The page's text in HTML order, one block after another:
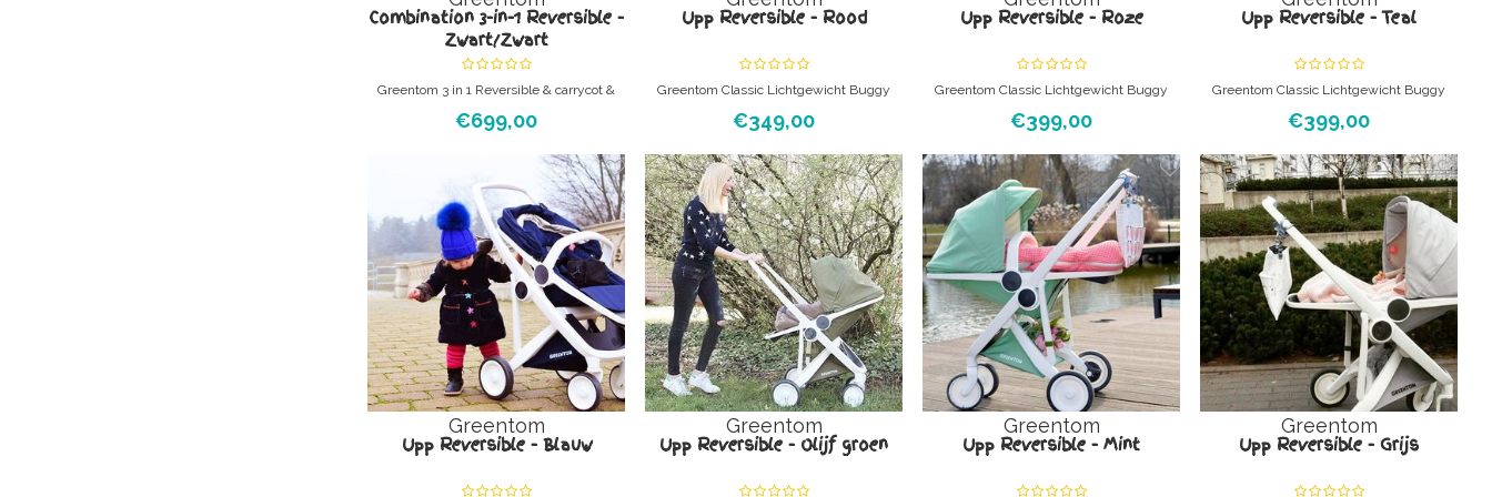
Combination 3-in-1 Reversible -
Zwart/Zwart
Greentom 3 in 1 Reversible & carrycot &
Classic Groen en zorgeloos. Je krijgt het
de classic met frame, de reversible met
onderstel, reversible zitting, de bumper,
de kap en de boodschappenmand, en de
wieg. ** Levenslange garantie **
€699,00
Upp Reversible - Rood
Greentom Classic Lichtgewicht Buggy
Groen en zorgeloos. Je krijgt het frame,
reversible frame, reversible zitting, de
bumper, de kap en de
boodschappenmand thuis en rolt er zo
mee weg. Echt. Het is kinderspel.
€349,00
Upp Reversible - Roze
Greentom Classic Lichtgewicht Buggy
Groen en zorgeloos. Je krijgt het frame,
reversible frame, reversible zitting, de
bumper, de kap en de
boodschappenmand thuis en rolt er zo
mee weg. Echt. Het is kinderspel.
€399,00
Upp Reversible - Teal
Greentom Classic Lichtgewicht Buggy
Groen en zorgeloos. Je krijgt het frame,
reversible frame, reversible zitting, de
bumper, de kap en de
boodschappenmand thuis en rolt er zo
mee weg. Echt. Het is kinderspel.
€399,00
Greentom
Upp Reversible - Blauw
Greentom
Upp Reversible - Olijf groen
Greentom
Upp Reversible - Mint
Greentom
Upp Reversible - Grijs